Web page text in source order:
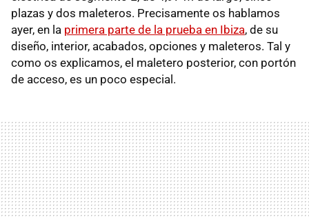
plazas y dos maleteros. Precisamente os hablamos
ayer, en la primera parte de la prueba en Ibiza, de su
diseño, interior, acabados, opciones y maleteros. Tal y
como os explicamos, el maletero posterior, con portón
de acceso, es un poco especial.